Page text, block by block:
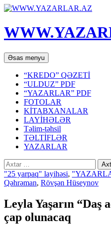
Axtar
Əsas menyu Mühtəviyyata
keç
“KREDO” QƏZETİ
“ULDUZ” PDF
“YAZARLAR” PDF
FOTOLAR
KİTABXANALAR
LAYİHƏLƏR
Təlim-təhsil
TƏLTİFLƏR
YAZARLAR
Axtarış:
"25 yarpaq" layihəsi,
Qəhrəman, Rövşən Hüseynov
Leyla Yaşarın “Daş
çap olunacaq